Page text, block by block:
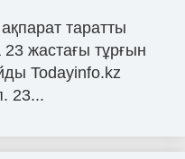
таратты
23 жастағы тұрғын
Todayinfo.kz
23...